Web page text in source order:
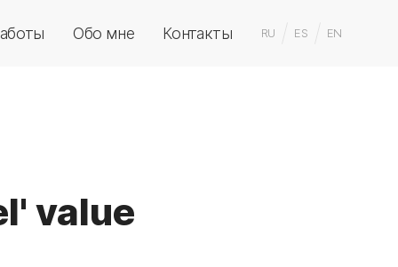
Обо мне Контакты RU ES EN
value